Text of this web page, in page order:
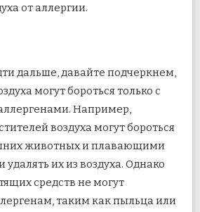
от аллергии.
дальше, давайте подчеркнем,
могут бороться только с
Например,
воздуха могут бороться
животных и плавающими
их из воздуха. Однако
средств не могут
таким как пыльца или